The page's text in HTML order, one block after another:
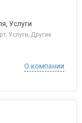
Услуги
Услуги, Другие
О компании